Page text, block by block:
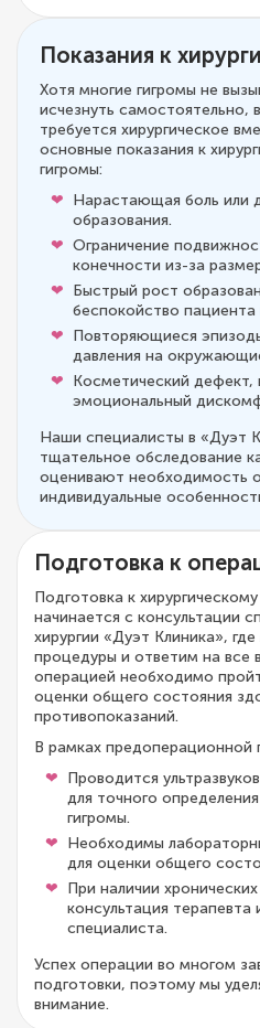
Показания к
Хотя многие гигромы не
исчезнуть самостоятельно,
требуется хирургическое
основные показания к
гигромы:
Нарастающая боль или
образования.
Ограничение
конечности из-за
Быстрый рост
беспокойство пациента
Повторяющиеся
давления на
Косметический
эмоциональный
Наши специалисты в «Дуэт
тщательное обследование
оценивают необходимость
индивидуальные
Подготовка к
Подготовка к
начинается с консультации
хирургии «Дуэт Клиника»,
процедуры и ответим на все
операцией необходимо
оценки общего состояния
противопоказаний.
В рамках предоперационной
Проводится
для точного
гигромы.
Необходимы
для оценки общего
При наличии
консультация терапевта
специалиста.
Успех операции во многом
подготовки, поэтому мы
внимание.